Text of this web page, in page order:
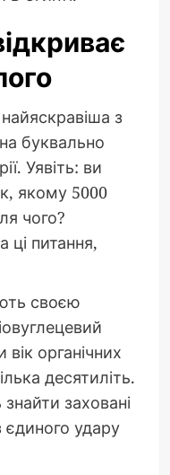
з
буквально
Уявіть: ви
якому 5000
чого?
ці питання,
своєю
органічних
десятиліть.
заховані
удару